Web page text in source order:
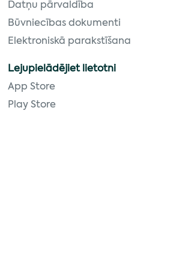
Datņu pārvaldība
Būvniecības dokumenti
Elektroniskā parakstīšana
Lejupielādējiet lietotni
App Store
Play Store